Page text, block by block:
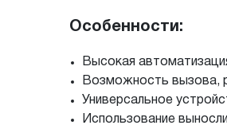
Особенности:
Высокая
Возможность вызова,
Универсальное
Использование